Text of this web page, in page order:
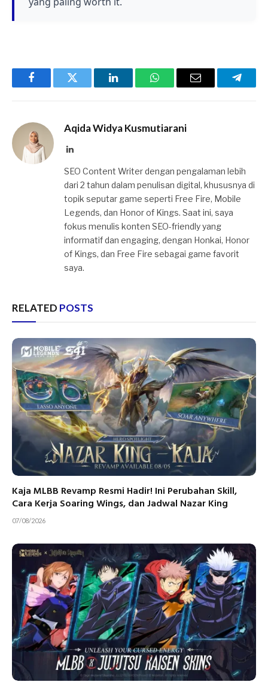
FacebookTwitter LinkedInWhatsAppEmail
Aqida Widya Kusmutiarani
LinkedIn
SEO Content Writer dengan pengalaman lebih
dari 2 tahun dalam penulisan digital, khususnya di
topik seputar game seperti Free Fire, Mobile
Legends, dan Honor of Kings. Saat ini, saya
fokus menulis konten SEO-friendly yang
informatif dan engaging, dengan Honkai, Honor
of Kings, dan Free Fire sebagai game favorit
saya.
RELATED POSTS
Kaja MLBB Revamp Resmi Hadir! Ini Perubahan Skill,
Cara Kerja Soaring Wings, dan Jadwal Nazar King
07/08/2026